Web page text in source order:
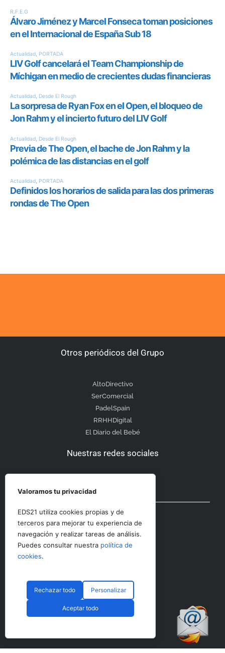
Otros periódicos del Grupo
AltoDirectivo
SerComercial
PadelSpain
RRHHDigital
El Diario del Bebé
Nuestras redes sociales
Otras secciones
Contacto
© CopyRight 2023 RRHHDigital
Valoramos tu privacidad
EDS21 utiliza cookies propias y de
terceros para mejorar tu experiencia de
navegación y realizar tareas de análisis.
Puedes consultar nuestra política de
cookies.
Rechazar todo Personalizar
Aceptar todo